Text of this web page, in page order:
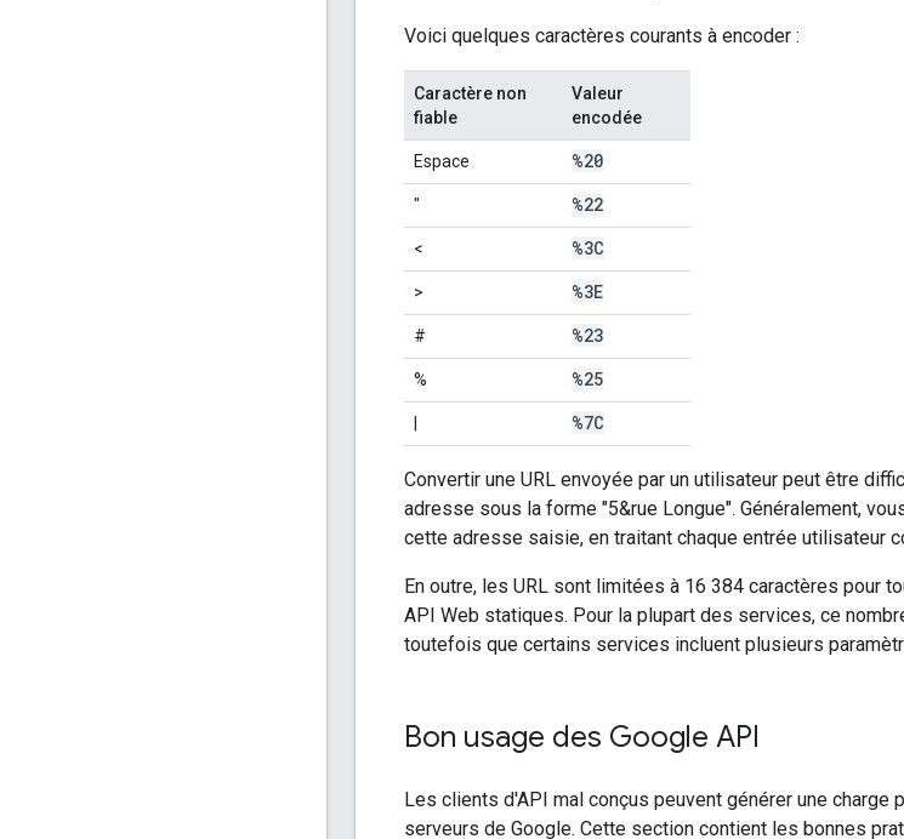
Voici quelques caractères courants à encoder :
Caractère non
fiable
Valeur
encodée
Espace %20
" %22
< %3C
> %3E
# %23
% %25
%7C
Convertir une URL envoyée par un utilisateur peut être
adresse sous la forme "5&rue Longue". Généralement,
cette adresse saisie, en traitant chaque entrée utilisateur
En outre, les URL sont limitées à 16 384 caractères pour
API Web statiques. Pour la plupart des services, ce
toutefois que certains services incluent plusieurs
Bon usage des Google API
Les clients d'API mal conçus peuvent générer une
serveurs de Google. Cette section contient les bonnes